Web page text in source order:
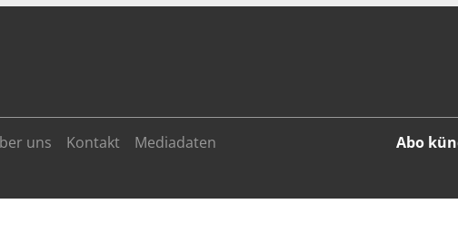
uns Kontakt Mediadaten Abo